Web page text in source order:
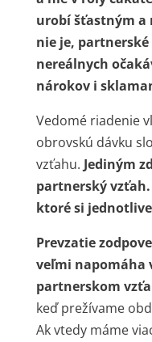
urobí šťastným
nie je,
nereálnych
nárokov i
Vedomé riadenie
obrovskú dávku
vzťahu. Jediným
partnerský
ktoré si
Prevzatie
veľmi napomáha
partnerskom
keď prežívame
Ak vtedy máme